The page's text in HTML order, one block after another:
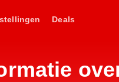
Deals